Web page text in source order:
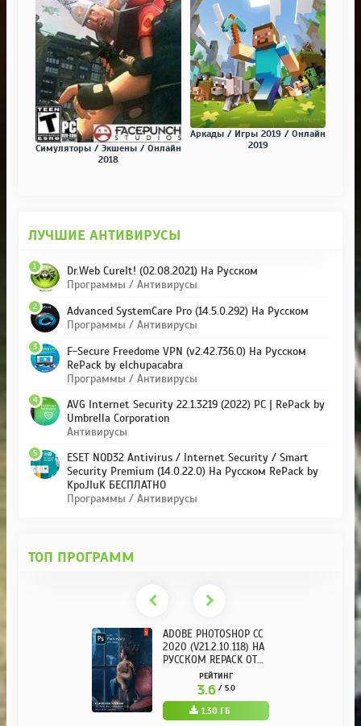
Симуляторы / Экшены / Онлайн
2018
Аркады / Игры 2019 / Онлайн
2019
ЛУЧШИЕ АНТИВИРУСЫ
Dr.Web CureIt! (02.08.2021) На Русском
Программы / Антивирусы
1
Advanced SystemCare Pro (14.5.0.292) На Русском
Программы / Антивирусы
2
F-Secure Freedome VPN (v2.42.736.0) На Русском
RePack by elchupacabra
Программы / Антивирусы
3
AVG Internet Security 22.1.3219 (2022) PC | RePack by
Umbrella Corporation
Антивирусы
4
ESET NOD32 Antivirus / Internet Security / Smart
Security Premium (14.0.22.0) На Русском RePack by
KpoJIuK БЕСПЛАТНО
Программы / Антивирусы
5
ТОП ПРОГРАММ
ADOBE PHOTOSHOP CC
2020 (V21.2.10.118) НА
РУССКОМ REPACK ОТ
KPOJIUKРЕЙТИНГ
3.6/ 5.0
1.30 ГБ